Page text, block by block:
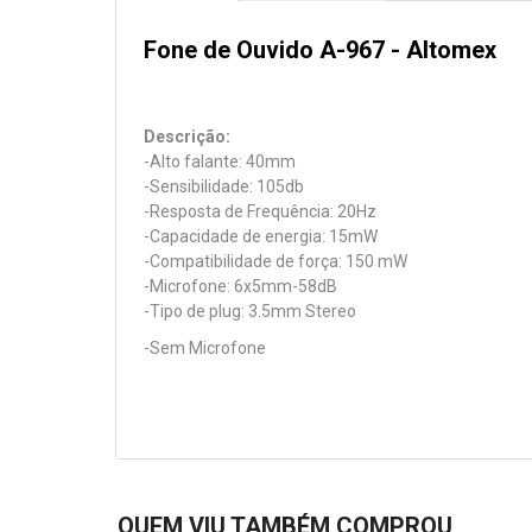
Fone de Ouvido A-967 - Altomex
Descrição:
-Alto falante: 40mm
-Sensibilidade: 105db
-Resposta de Frequência: 20Hz
-Capacidade de energia: 15mW
-Compatibilidade de força: 150 mW
-Microfone: 6x5mm-58dB
-Tipo de plug: 3.5mm Stereo
-Sem Microfone
QUEM VIU TAMBÉM COMPROU